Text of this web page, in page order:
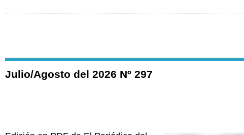
Julio/Agosto del 2026 Nº 297